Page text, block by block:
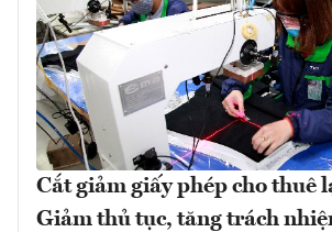
Cắt giảm giấy phép cho thuê
Giảm thủ tục, tăng trách